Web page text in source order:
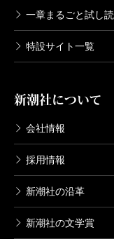
一章まるごと試し
特設サイト一覧
新潮社について
会社情報
採用情報
新潮社の沿革
新潮社の文学賞